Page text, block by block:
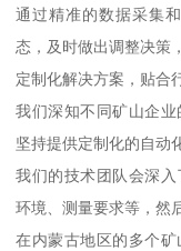
通过精准的数据采集
态，及时做出调整决策
定制化解决方案，贴合
我们深知不同矿山企
坚持提供定制化的自动
我们的技术团队会深
环境、测量要求等，然
在内蒙古地区的多个